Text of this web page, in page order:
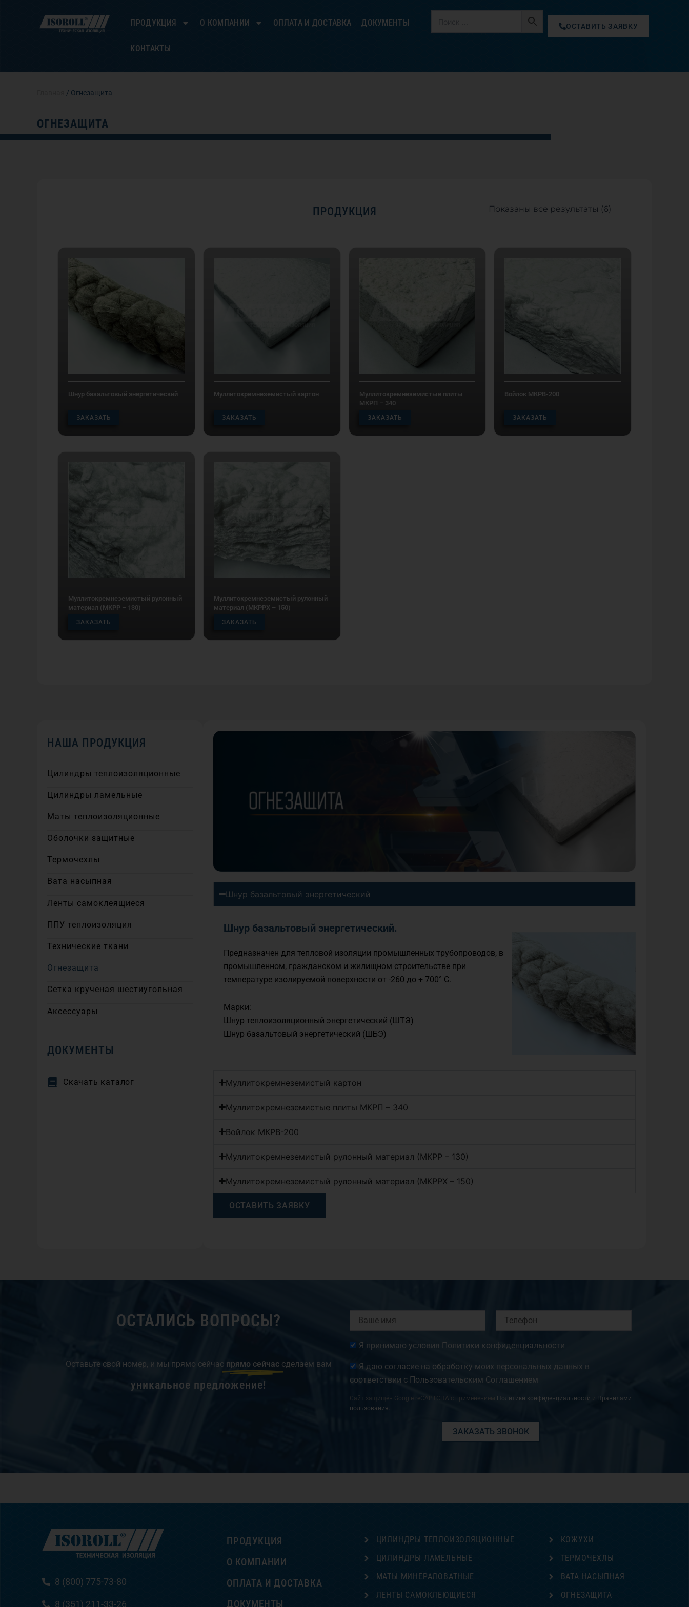
ПРОДУКЦИЯ О КОМПАНИИ ОПЛАТА И ДОСТАВКА ДОКУМЕНТЫ
КОНТАКТЫ
ОСТАВИТЬ ЗАЯВКУ
/ Огнезащита
ОГНЕЗАЩИТА
ПРОДУКЦИЯ Показаны все результаты (6)
Шнур базальтовый энергетический
ЗАКАЗАТЬ
Муллитокремнеземистый картон
ЗАКАЗАТЬ
Муллитокремнеземистые плиты
МКРП – 340
ЗАКАЗАТЬ
Войлок МКРВ-200
ЗАКАЗАТЬ
Муллитокремнеземистый рулонный
материал (МКРР – 130)
ЗАКАЗАТЬ
Муллитокремнеземистый рулонный
материал (МКРРХ – 150)
ЗАКАЗАТЬ
НАША ПРОДУКЦИЯ
Цилиндры теплоизоляционные
Цилиндры ламельные
Маты теплоизоляционные
Оболочки защитные
Термочехлы
Вата насыпная
Ленты самоклеящиеся
ППУ теплоизоляция
Технические ткани
Огнезащита
Сетка крученая шестиугольная
Аксессуары
ДОКУМЕНТЫ
Скачать каталог
Шнур базальтовый энергетический
Шнур базальтовый энергетический.
Предназначен для тепловой изоляции промышленных трубопроводов, в
промышленном, гражданском и жилищном строительстве при
температуре изолируемой поверхности от -260 до + 700° С.
Марки:
Шнур теплоизоляционный энергетический (ШТЭ)
Шнур базальтовый энергетический (ШБЭ)
Муллитокремнеземистый картон
Муллитокремнеземистые плиты МКРП – 340
Войлок МКРВ-200
Муллитокремнеземистый рулонный материал (МКРР – 130)
Муллитокремнеземистый рулонный материал (МКРРХ – 150)
ОСТАВИТЬ ЗАЯВКУ
ОСТАЛИСЬ ВОПРОСЫ?
Оставьте свой номер, и мы прямо сейчас прямо сейчас сделаем вам
уникальное предложение!
имя
Согласие
Я принимаю условия Политики конфиденциальности
Согласие
Я даю согласие на обработку моих персональных данных в
соответствии с Пользовательским Соглашением
Сайт защищён Google reCAPTCHA с применением Политики конфиденциальности и Правилами
пользования.
ЗАКАЗАТЬ ЗВОНОК
8 (800) 775-73-80
8 (351) 211-33-26
ПРОДУКЦИЯ
О КОМПАНИИ
ОПЛАТА И ДОСТАВКА
ДОКУМЕНТЫ
ЦИЛИНДРЫ ТЕПЛОИЗОЛЯЦИОННЫЕ
ЦИЛИНДРЫ ЛАМЕЛЬНЫЕ
МАТЫ МИНЕРАЛОВАТНЫЕ
ЛЕНТЫ САМОКЛЕЮЩИЕСЯ
КОЖУХИ
ТЕРМОЧЕХЛЫ
ВАТА НАСЫПНАЯ
ОГНЕЗАЩИТА